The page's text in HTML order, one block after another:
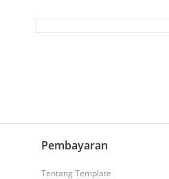
Pembayaran
Tentang Template